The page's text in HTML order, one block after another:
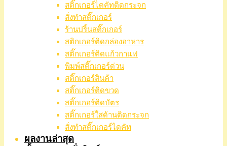
สติ๊กเกอร์ไดคัทติดกระจก
สั่งทำสติ๊กเกอร์
ร้านปริ้นสติ๊กเกอร์
สติกเกอร์ติดกล่องอาหาร
สติ๊กเกอร์ติดแก้วกาแฟ
พิมพ์สติ๊กเกอร์ด่วน
สติ๊กเกอร์สินค้า
สติ๊กเกอร์ติดขวด
สติ๊กเกอร์ติดบัตร
สติ๊กเกอร์ใสด้านติดกระจก
สั่งทําสติ๊กเกอร์ไดคัท
ผลงานล่าสุด